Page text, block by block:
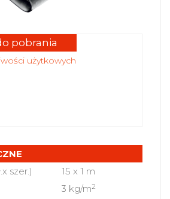
pobrania
użytkowych
szer.)
15 x 1 m
3 kg/m2